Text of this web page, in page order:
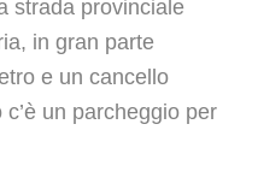
strada provinciale
in gran parte
e un cancello
un parcheggio per